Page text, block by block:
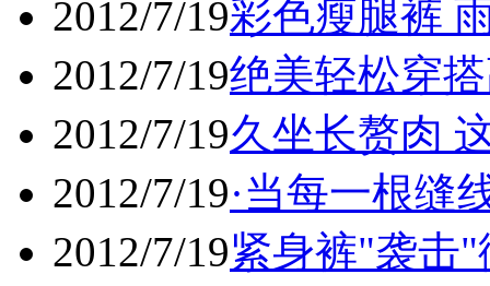
2012/7/19彩色瘦腿裤
2012/7/19绝美轻松穿
2012/7/19久坐长赘肉
2012/7/19·当每一根缝
2012/7/19紧身裤"袭击